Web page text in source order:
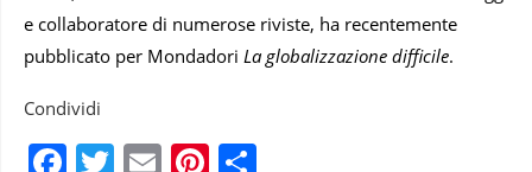
e collaboratore di numerose riviste, ha recentemente
pubblicato per Mondadori La globalizzazione difficile.
Condividi
Facebook
Twitter
EmailPinterest